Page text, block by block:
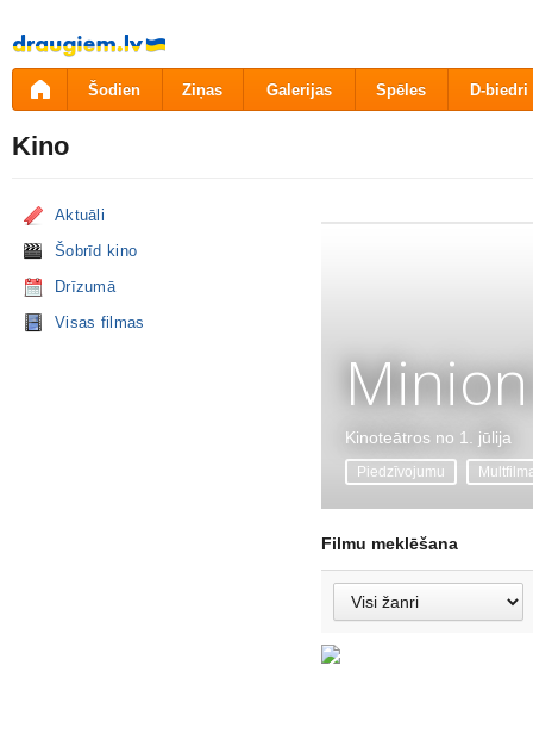
Pāriet
uz
saturu
Šodien Ziņas Galerijas Spēles D-biedri
Kino
Aktuāli
Šobrīd kino
Drīzumā
Visas filmas
Kinoteātros no 1. jūlija
Piedzīvojumu
Filmu meklēšana